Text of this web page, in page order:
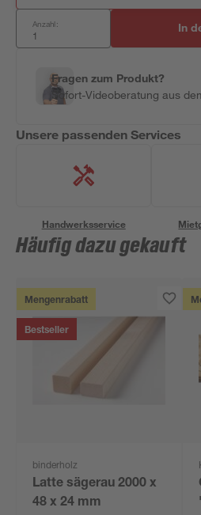
Anzahl: In
Fragen zum Produkt?
Sofort-Videoberatung aus
Unsere passenden Services
Handwerksservice
Häufig dazu gekauft
Mengenrabatt
Bestseller
binderholz
Latte sägerau 2000 x
48 x 24 mm